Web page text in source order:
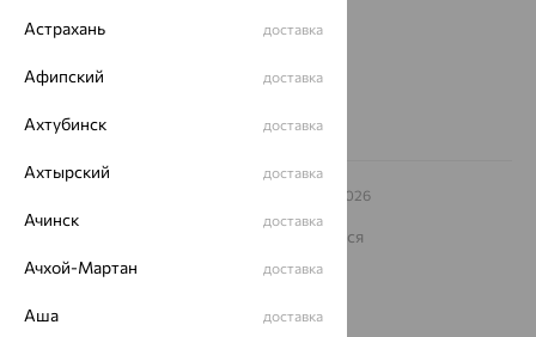
8 (800) 250-02-30
– 2026
Архив акций
На информационном ресурсе применяются
Политика конфеденциальности
Астрахань доставка
Афипский доставка
Ахтубинск доставка
Ахтырский доставка
Ачинск доставка
Ачхой-Мартан доставка
Аша доставка